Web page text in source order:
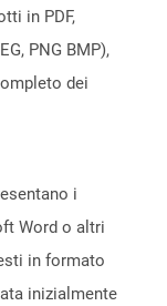
in PDF,
PNG BMP),
dei
i
Word o altri
in formato
inizialmente